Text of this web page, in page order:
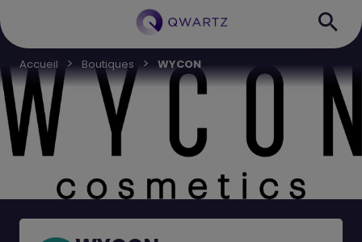
Accueil Boutiques WYCON